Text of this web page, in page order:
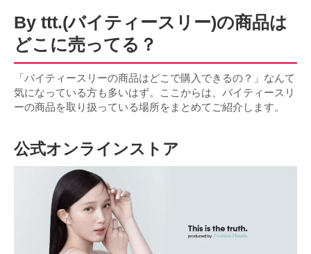
By ttt.(バイティースリー)の商品は
どこに売ってる？
「バイティースリーの商品はどこで購入できるの？」なんて
気になっている方も多いはず。ここからは、バイティースリ
ーの商品を取り扱っている場所をまとめてご紹介します。
公式オンラインストア